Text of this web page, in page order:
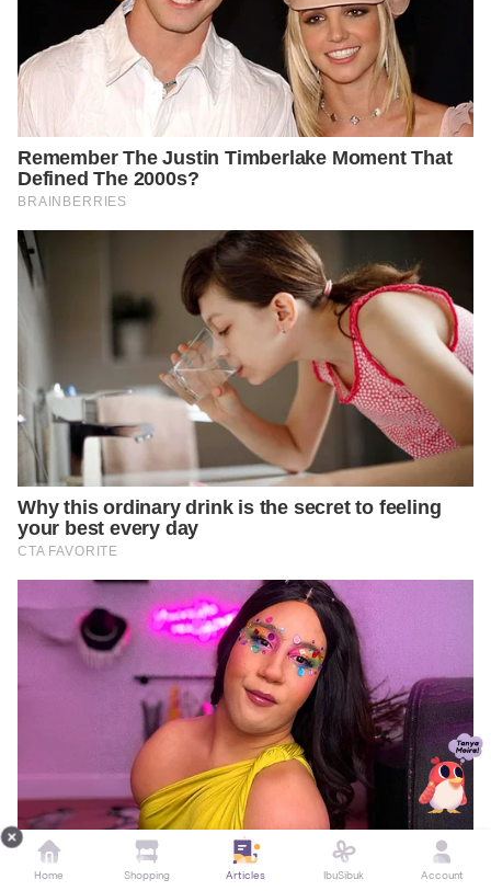
Home Shopping Articles IbuSibuk Account